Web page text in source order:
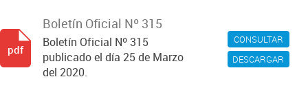
CONSULTAR
DESCARGAR
Boletín Oficial Nº 315
Boletín Oficial Nº 315
publicado el día 25 de Marzo
del 2020.
pdf